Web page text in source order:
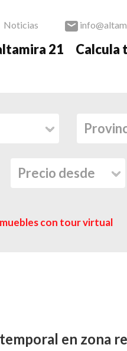
Noticias
21 Calcula
con tour virtual
temporal en zona